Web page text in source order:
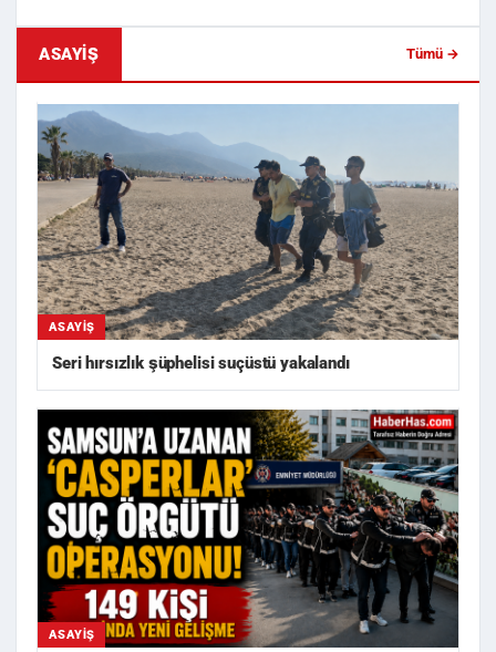
ASAYIŞ Tümü →
ASAYIŞ
Seri hırsızlık şüphelisi suçüstü yakalandı
ASAYIŞ